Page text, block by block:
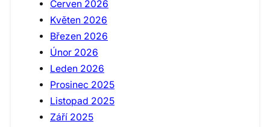
Červen 2026
Květen 2026
Březen 2026
Únor 2026
Leden 2026
Prosinec 2025
Listopad 2025
Září 2025